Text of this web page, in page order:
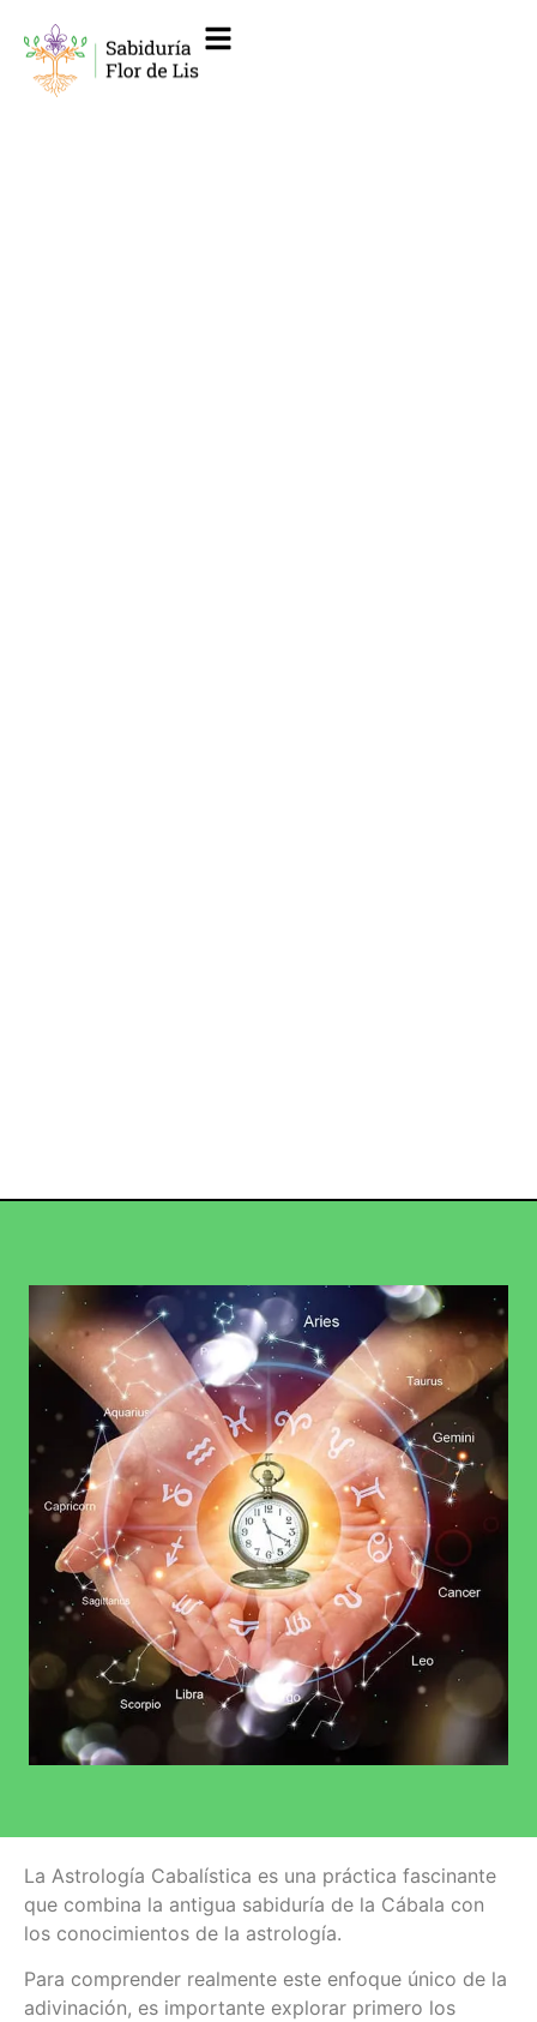
La Astrología Cabalística es una práctica fascinante
que combina la antigua sabiduría de la Cábala con
los conocimientos de la astrología.
Para comprender realmente este enfoque único de la
adivinación, es importante explorar primero los